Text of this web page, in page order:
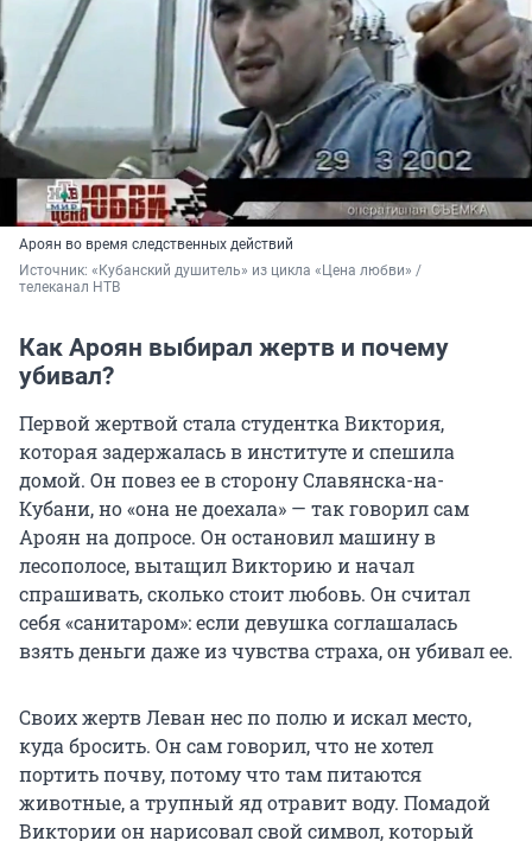
Ароян во время следственных действий
Источник: «Кубанский душитель» из цикла «Цена любви» /
телеканал НТВ
Как Ароян выбирал жертв и почему
убивал?
Первой жертвой стала студентка Виктория,
которая задержалась в институте и спешила
домой. Он повез ее в сторону Славянска-на-
Кубани, но «она не доехала» — так говорил сам
Ароян на допросе. Он остановил машину в
лесополосе, вытащил Викторию и начал
спрашивать, сколько стоит любовь. Он считал
себя «санитаром»: если девушка соглашалась
взять деньги даже из чувства страха, он убивал ее.
Своих жертв Леван нес по полю и искал место,
куда бросить. Он сам говорил, что не хотел
портить почву, потому что там питаются
животные, а трупный яд отравит воду. Помадой
Виктории он нарисовал свой символ, который